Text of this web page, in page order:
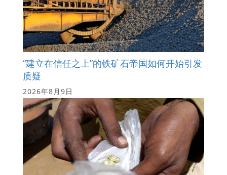
“建立在信任之上”的铁矿石帝国如何开始引发
质疑
2026年8月9日